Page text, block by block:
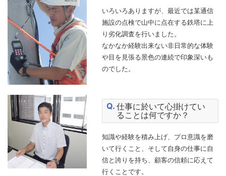
いろいろありますが、最近では某通信
施設の点検で山中に点在する鉄塔に上
り劣化調査を行いました。
なかなか経験出来ない非日常的な体験
や目を見張る景色の連続で印象深いも
のでした。
仕事に於いて心掛けてい
ることは何ですか？
知識や経験を積み上げ、プロ意識を磨
いて行くこと、そして自身の仕事に自
信と誇りを持ち、顧客の信頼に応えて
行くことです。